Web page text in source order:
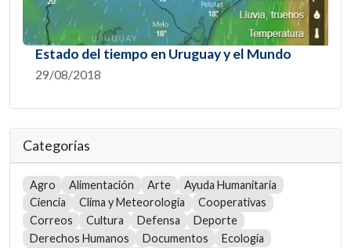
Estado del tiempo en Uruguay y el Mundo
29/08/2018
Categorías
Agro Alimentación Arte
Ayuda Humanitaria
Ciencia
Clima y Meteorología
Cooperativas
Correos
Cultura Defensa
Deporte
Derechos Humanos
Documentos
Ecología